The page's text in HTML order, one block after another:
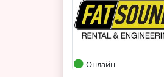
Онлайн